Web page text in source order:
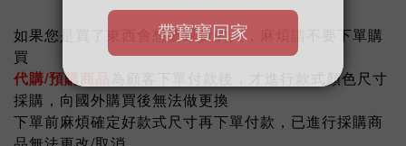
如果您是買了東西會想要退貨的人，麻煩請不要下單購
買
代購/預購商品
為顧客下單付款後，才進行款式顏色尺寸
採購，向國外購買後無法做更換
下單前麻煩確定好款式尺寸再下單付款，已進行採購商